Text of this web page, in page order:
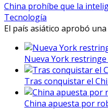
China prohíbe que la
Tecnología
El país asiático aprobó
Nueva York
Tras conquistar el
China apuesta por